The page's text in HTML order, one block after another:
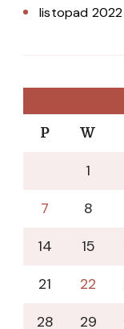
listopad 2022
P W
1
7
8
14
15
21
22
28
29